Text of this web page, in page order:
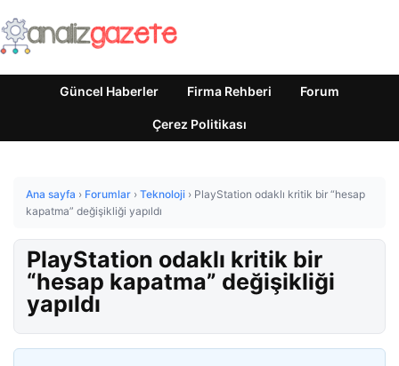
Güncel Haberler Firma Rehberi Forum
Çerez Politikası
Ana sayfa › Forumlar › Teknoloji › PlayStation odaklı kritik bir “hesap
kapatma” değişikliği yapıldı
PlayStation odaklı kritik bir
“hesap kapatma” değişikliği
yapıldı